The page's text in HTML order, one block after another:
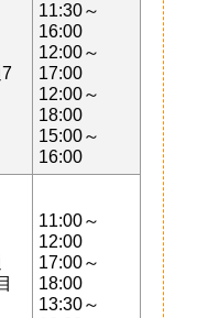
11:30～
16:00
12:00～
17:00
12:00～
18:00
15:00～
16:00
11:00～
12:00
17:00～
18:00
13:30～